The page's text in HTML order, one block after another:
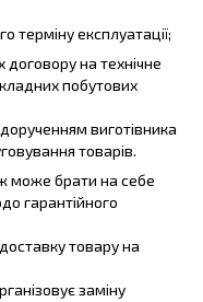
терміну експлуатації;
договору на технічне
побутових
виготівника
товарів.
може брати на себе
гарантійного
товару на
заміну